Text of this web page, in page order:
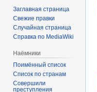
Заглавная страница
Свежие правки
Случайная страница
Справка по MediaWiki
Наёмники
Поимённый список
Список по странам
Совершили
преступления